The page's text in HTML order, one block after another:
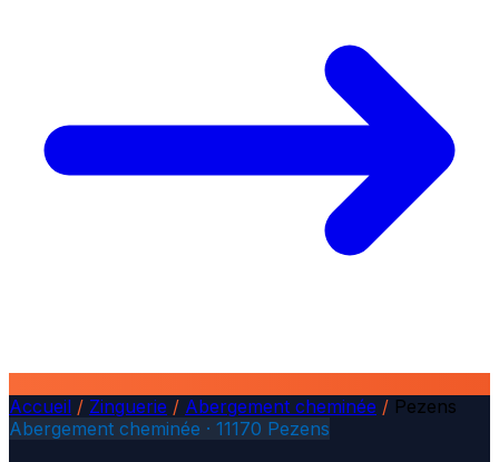
Accueil / Zinguerie / Abergement cheminée / Pezens
Abergement cheminée · 11170 Pezens